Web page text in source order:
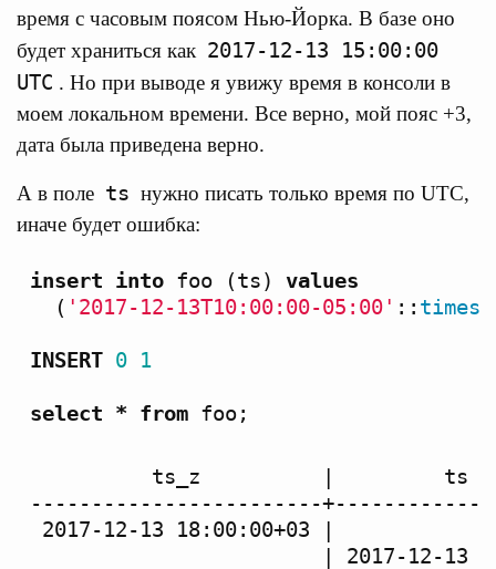
время с часовым поясом Нью-Йорка. В базе оно
будет храниться как 2017-12-13 15:00:00
UTC . Но при выводе я увижу время в консоли в
моем локальном времени. Все верно, мой пояс +3,
дата была приведена верно.
А в поле ts нужно писать только время по UTC,
иначе будет ошибка:
insert into foo (ts)
values
( '2017-12-13T10:00:00-05:00' ::
INSERT 0 1
select * from foo;
          ts_z          |         ts
------------------------
2017-12-13 18:00:00+03 |
| 2017-12-13